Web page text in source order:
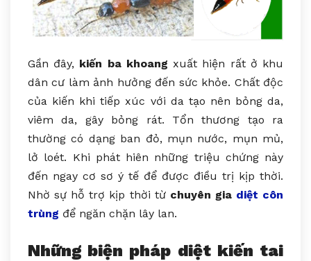
Gần đây, kiến ba khoang xuất hiện rất ở khu
dân cư làm ảnh hưởng đến sức khỏe. Chất độc
của kiến khi tiếp xúc với da tạo nên bỏng da,
viêm da, gây bỏng rát. Tổn thương tạo ra
thường có dạng ban đỏ, mụn nước, mụn mủ,
lở loét. Khi phát hiên những triệu chứng này
đến ngay cơ sơ ý tế để được điều trị kịp thời.
Nhờ sự hỗ trợ kịp thời từ chuyên gia diệt côn
trùng để ngăn chặn lây lan.
Những biện pháp diệt kiến tai